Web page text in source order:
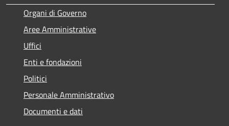
Organi di Governo
Aree Amministrative
Uffici
Enti e fondazioni
Politici
Personale Amministrativo
Documenti e dati